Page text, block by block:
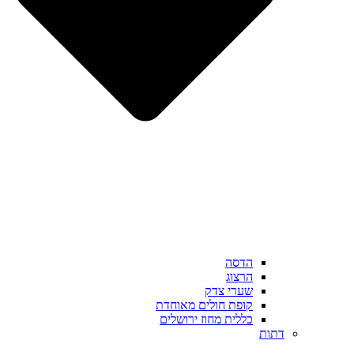
הדסה
הרצוג
שערי צדק
קופת חולים מאוחדת
כללית מחוז ירושלים
דתות